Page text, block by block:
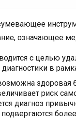
означающее
с целью
в
здоровая
риск
диагноз